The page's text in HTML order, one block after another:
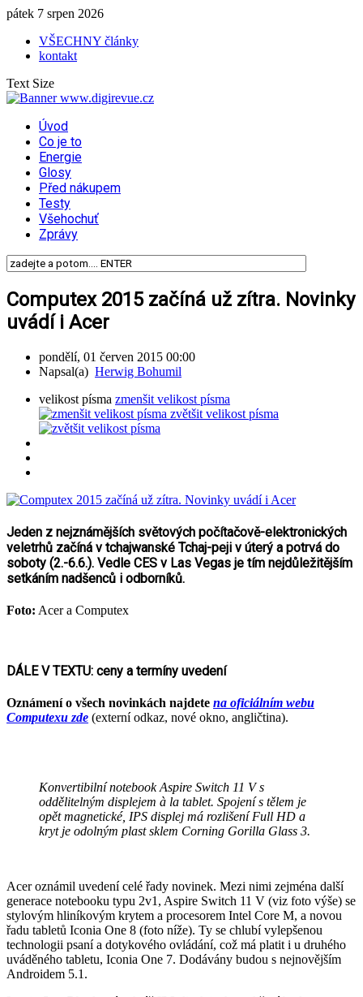
pátek 7 srpen 2026
VŠECHNY články
kontakt
Text Size
Úvod
Co je to
Energie
Glosy
Před nákupem
Testy
Všehochuť
Zprávy
Computex 2015 začíná už zítra. Novinky
uvádí i Acer
pondělí, 01 červen 2015 00:00
Napsal(a) Herwig Bohumil
velikost písma zmenšit velikost písma
zvětšit velikost písma
Jeden z nejznámějších světových počítačově-elektronických
veletrhů začíná v tchajwanské Tchaj-peji v úterý a potrvá do
soboty (2.-6.6.). Vedle CES v Las Vegas je tím nejdůležitějším
setkáním nadšenců i odborníků.
Foto: Acer a Computex
DÁLE V TEXTU: ceny a termíny uvedení
Oznámení o všech novinkách najdete na oficiálním webu
Computexu zde (externí odkaz, nové okno, angličtina).
Konvertibilní notebook Aspire Switch 11 V s
oddělitelným displejem à la tablet. Spojení s tělem je
opět magnetické, IPS displej má rozlišení Full HD a
kryt je odolným plast sklem Corning Gorilla Glass 3.
Acer oznámil uvedení celé řady novinek. Mezi nimi zejména další
generace notebooku typu 2v1, Aspire Switch 11 V (viz foto výše) se
stylovým hliníkovým krytem a procesorem Intel Core M, a novou
řadu tabletů Iconia One 8 (foto níže). Ty se chlubí vylepšenou
technologii psaní a dotykového ovládání, což má platit i u druhého
uváděného tabletu, Iconia One 7. Dodávány budou s nejnovějším
Androidem 5.1.